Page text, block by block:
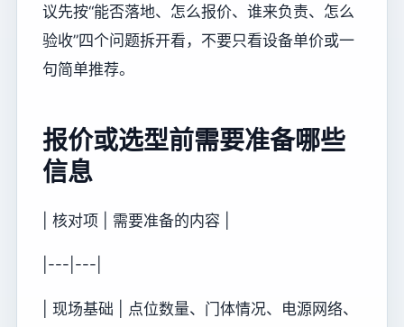
议先按“能否落地、怎么报价、谁来负责、怎么
验收”四个问题拆开看，不要只看设备单价或一
句简单推荐。
报价或选型前需要准备哪些
信息
| 核对项 | 需要准备的内容 |
|---|---|
| 现场基础 | 点位数量、门体情况、电源网络、